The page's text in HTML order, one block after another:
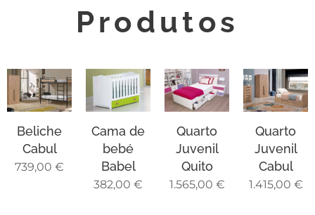
Produtos
Beliche
Cabul
739,00 €
Cama de
bebé
Babel
382,00 €
Quarto
Juvenil
Quito
1.565,00 €
Quarto
Juvenil
Cabul
1.415,00 €